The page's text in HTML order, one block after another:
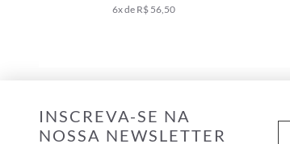
INSCREVA-SE NA
NOSSA NEWSLETTER